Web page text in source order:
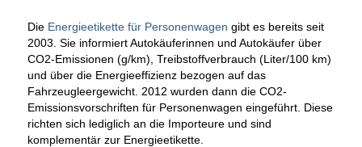
Die Energieetikette für Personenwagen gibt es bereits seit
2003. Sie informiert Autokäuferinnen und Autokäufer über
CO2-Emissionen (g/km), Treibstoffverbrauch (Liter/100 km)
und über die Energieeffizienz bezogen auf das
Fahrzeugleergewicht. 2012 wurden dann die CO2-
Emissionsvorschriften für Personenwagen eingeführt. Diese
richten sich lediglich an die Importeure und sind
komplementär zur Energieetikette.